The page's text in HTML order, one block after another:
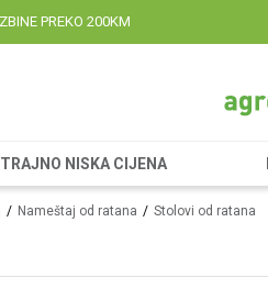
PREKO 200KM
TRAJNO NISKA CIJENA
Nameštaj od ratana Stolovi od ratana